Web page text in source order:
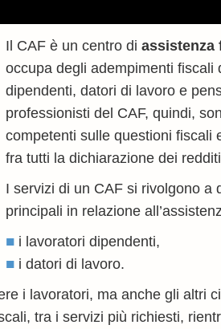
Il CAF è un centro di assistenza
occupa degli adempimenti fiscali
dipendenti, datori di lavoro e
professionisti del CAF, quindi,
competenti sulle questioni fiscali
fra tutti la dichiarazione dei
I servizi di un CAF si rivolgono a
principali in relazione
i lavoratori dipendenti,
i datori di lavoro.
i lavoratori, ma anche gli altri
tra i servizi più richiesti,